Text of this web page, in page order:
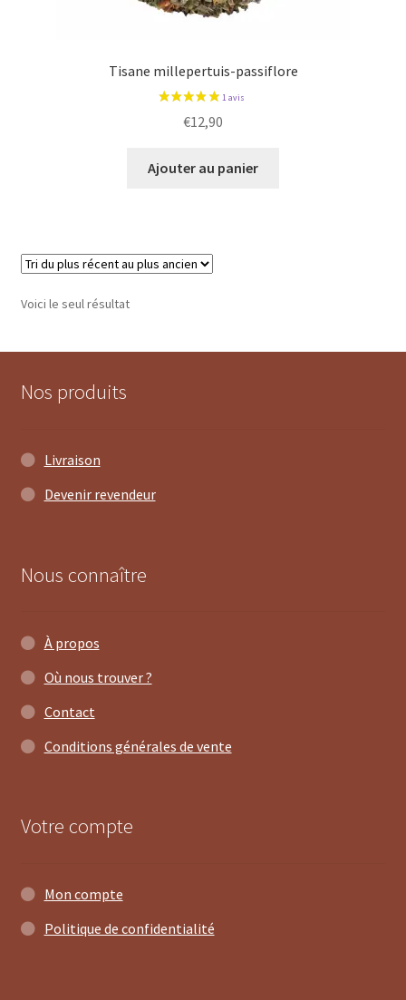
Tisane millepertuis-passiflore
€12,90
Ajouter au panier
Voici le seul résultat
Nos produits
Livraison
Devenir revendeur
Nous connaître
À propos
Où nous trouver ?
Contact
Conditions générales de vente
Votre compte
Mon compte
Politique de confidentialité